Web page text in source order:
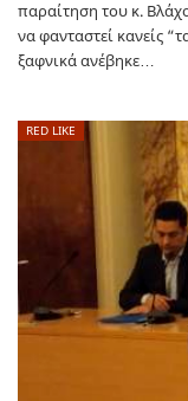
παραίτηση του κ.
να φανταστεί κανείς
ξαφνικά ανέβηκε…
RED LIKE